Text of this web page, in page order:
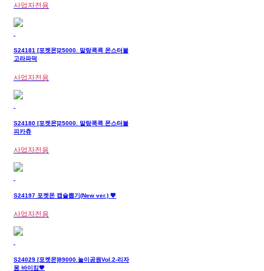
사업자전용
S24181 [포켓몬]25000. 말랑콕콕 몬스터볼
고라파덕
사업자전용
S24180 [포켓몬]25000. 말랑콕콕 몬스터볼
피카츄
사업자전용
S24197 포켓몬 캡슐뽑기(New ver.) 💖
사업자전용
S24029 [포켓몬]89000.놀이공원Vol.2-리자
몽 바이킹🧡